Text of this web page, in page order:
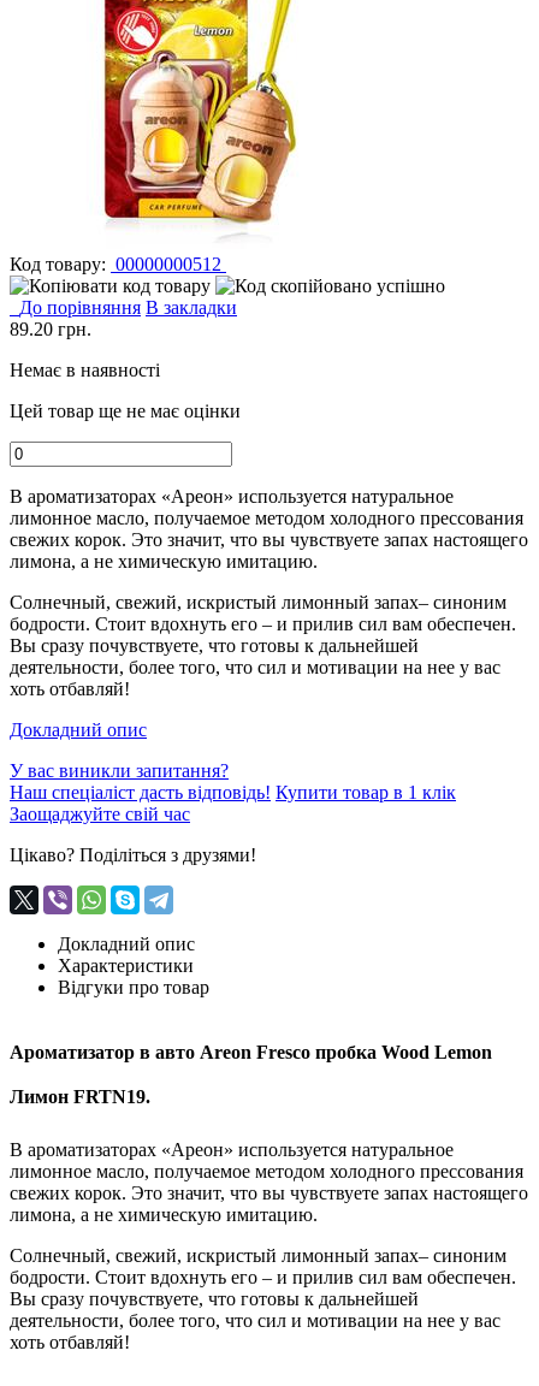
Код товару: 00000000512
До порівняння В закладки
89.20 грн.
Немає в наявності
Цей товар ще не має оцінки
В ароматизаторах «Ареон» используется натуральное
лимонное масло, получаемое методом холодного прессования
свежих корок. Это значит, что вы чувствуете запах настоящего
лимона, а не химическую имитацию.
Солнечный, свежий, искристый лимонный запах– синоним
бодрости. Стоит вдохнуть его – и прилив сил вам обеспечен.
Вы сразу почувствуете, что готовы к дальнейшей
деятельности, более того, что сил и мотивации на нее у вас
хоть отбавляй!
Докладний опис
У вас виникли запитання?
Наш спеціаліст дасть відповідь! Купити товар в 1 клік
Заощаджуйте свій час
Цікаво? Поділіться з друзями!
Докладний опис
Характеристики
Відгуки про товар
Ароматизатор в авто Areon Fresco пробка Wood Lemon
Лимон FRTN19.
В ароматизаторах «Ареон» используется натуральное
лимонное масло, получаемое методом холодного прессования
свежих корок. Это значит, что вы чувствуете запах настоящего
лимона, а не химическую имитацию.
Солнечный, свежий, искристый лимонный запах– синоним
бодрости. Стоит вдохнуть его – и прилив сил вам обеспечен.
Вы сразу почувствуете, что готовы к дальнейшей
деятельности, более того, что сил и мотивации на нее у вас
хоть отбавляй!